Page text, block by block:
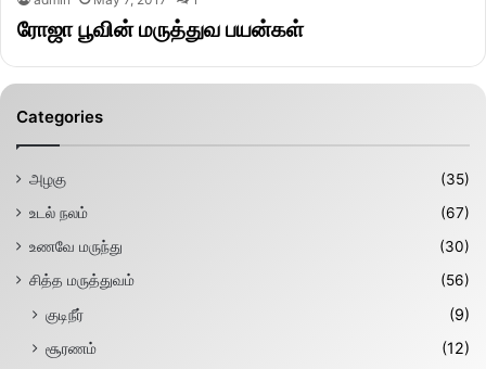
ரோஜா பூவின் மருத்துவ பயன்கள்
Categories
அழகு
(35)
உடல் நலம்
(67)
உணவே மருந்து
(30)
சித்த மருத்துவம்
(56)
குடிநீர்
(9)
சூரணம்
(12)